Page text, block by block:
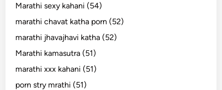
Marathi sexy kahani (54)
marathi chavat katha porn (52)
marathi jhavajhavi katha (52)
Marathi kamasutra (51)
marathi xxx kahani (51)
porn stry mrathi (51)